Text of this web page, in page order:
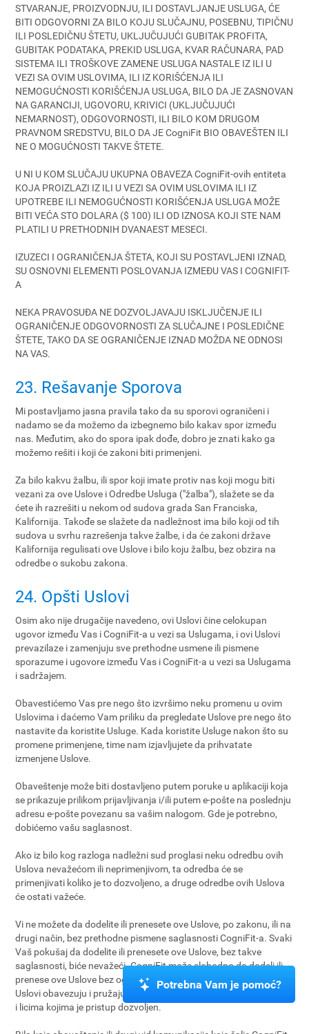
STVARANJE, PROIZVODNJU, ILI DOSTAVLJANJE USLUGA, ĆE
BITI ODGOVORNI ZA BILO KOJU SLUČAJNU, POSEBNU, TIPIČNU
ILI POSLEDIČNU ŠTETU, UKLJUČUJUĆI GUBITAK PROFITA,
GUBITAK PODATAKA, PREKID USLUGA, KVAR RAČUNARA, PAD
SISTEMA ILI TROŠKOVE ZAMENE USLUGA NASTALE IZ ILI U
VEZI SA OVIM USLOVIMA, ILI IZ KORIŠĆENJA ILI
NEMOGUĆNOSTI KORIŠĆENJA USLUGA, BILO DA JE ZASNOVAN
NA GARANCIJI, UGOVORU, KRIVICI (UKLJUČUJUĆI
NEMARNOST), ODGOVORNOSTI, ILI BILO KOM DRUGOM
PRAVNOM SREDSTVU, BILO DA JE CogniFit BIO OBAVEŠTEN ILI
NE O MOGUĆNOSTI TAKVE ŠTETE.
U NI U KOM SLUČAJU UKUPNA OBAVEZA CogniFit-ovih entiteta
KOJA PROIZLAZI IZ ILI U VEZI SA OVIM USLOVIMA ILI IZ
UPOTREBE ILI NEMOGUĆNOSTI KORIŠĆENJA USLUGA MOŽE
BITI VEĆA STO DOLARA ($ 100) ILI OD IZNOSA KOJI STE NAM
PLATILI U PRETHODNIH DVANAEST MESECI.
IZUZECI I OGRANIČENJA ŠTETA, KOJI SU POSTAVLJENI IZNAD,
SU OSNOVNI ELEMENTI POSLOVANJA IZMEĐU VAS I COGNIFIT-
A
NEKA PRAVOSUĐA NE DOZVOLJAVAJU ISKLJUČENJE ILI
OGRANIČENJE ODGOVORNOSTI ZA SLUČAJNE I POSLEDIČNE
ŠTETE, TAKO DA SE OGRANIČENJE IZNAD MOŽDA NE ODNOSI
NA VAS.
23. Rešavanje Sporova
Mi postavljamo jasna pravila tako da su sporovi ograničeni i
nadamo se da možemo da izbegnemo bilo kakav spor između
nas. Međutim, ako do spora ipak dođe, dobro je znati kako ga
možemo rešiti i koji će zakoni biti primenjeni.
Za bilo kakvu žalbu, ili spor koji imate protiv nas koji mogu biti
vezani za ove Uslove i Odredbe Usluga ("žalba"), slažete se da
ćete ih razrešiti u nekom od sudova grada San Franciska,
Kalifornija. Takođe se slažete da nadležnost ima bilo koji od tih
sudova u svrhu razrešenja takve žalbe, i da će zakoni države
Kalifornija regulisati ove Uslove i bilo koju žalbu, bez obzira na
odredbe o sukobu zakona.
24. Opšti Uslovi
Osim ako nije drugačije navedeno, ovi Uslovi čine celokupan
ugovor između Vas i CogniFit-a u vezi sa Uslugama, i ovi Uslovi
prevazilaze i zamenjuju sve prethodne usmene ili pismene
sporazume i ugovore između Vas i CogniFit-a u vezi sa Uslugama
i sadržajem.
Obavestićemo Vas pre nego što izvršimo neku promenu u ovim
Uslovima i daćemo Vam priliku da pregledate Uslove pre nego što
nastavite da koristite Usluge. Kada koristite Usluge nakon što su
promene primenjene, time nam izjavljujete da prihvatate
izmenjene Uslove.
Obaveštenje može biti dostavljeno putem poruke u aplikaciji koja
se prikazuje prilikom prijavljivanja i/ili putem e-pošte na poslednju
adresu e-pošte povezanu sa vašim nalogom. Gde je potrebno,
dobićemo vašu saglasnost.
Ako iz bilo kog razloga nadležni sud proglasi neku odredbu ovih
Uslova nevažećom ili neprimenjivom, ta odredba će se
primenjivati koliko je to dozvoljeno, a druge odredbe ovih Uslova
će ostati važeće.
Vi ne možete da dodelite ili prenesete ove Uslove, po zakonu, ili na
drugi način, bez prethodne pismene saglasnosti CogniFit-a. Svaki
Vaš pokušaj da dodelite ili prenesete ove Uslove, bez takve
saglasnosti, biće nevažeći. CogniFit može slobodno da dodeli ili
prenese ove Uslove bez ograničenja. U skladu sa navedenim, ovi
Uslovi obavezuju i pružaju korist stranama, njihovih naslednicima
i licima kojima je pristup dozvoljen.
Potrebna Vam je pomoć?